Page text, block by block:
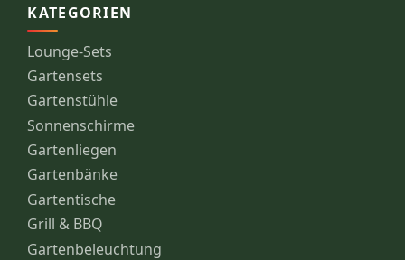
KATEGORIEN
Lounge-Sets
Gartensets
Gartenstühle
Sonnenschirme
Gartenliegen
Gartenbänke
Gartentische
Grill & BBQ
Gartenbeleuchtung